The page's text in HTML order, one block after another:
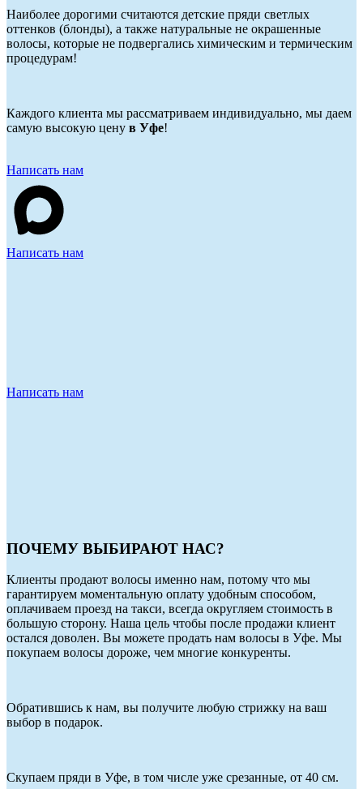
Наиболее дорогими считаются детские пряди светлых
оттенков (блонды), а также натуральные не окрашенные
волосы, которые не подвергались химическим и термическим
процедурам!
Каждого клиента мы рассматриваем индивидуально, мы даем
самую высокую цену в Уфе!
Написать нам
Написать нам
Написать нам
ПОЧЕМУ ВЫБИРАЮТ НАС?
Клиенты продают волосы именно нам, потому что мы
гарантируем моментальную оплату удобным способом,
оплачиваем проезд на такси, всегда округляем стоимость в
большую сторону. Наша цель чтобы после продажи клиент
остался доволен. Вы можете продать нам волосы в Уфе. Мы
покупаем волосы дороже, чем многие конкуренты.
Обратившись к нам, вы получите любую стрижку на ваш
выбор в подарок.
Скупаем пряди в Уфе, в том числе уже срезанные, от 40 см.